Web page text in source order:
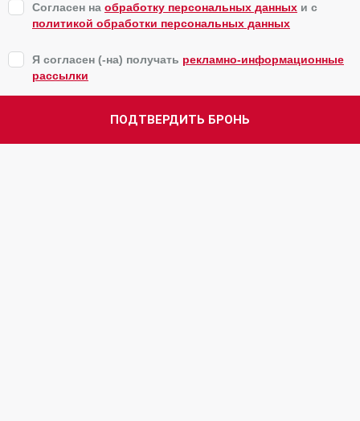
Согласен на обработку персональных данных и c
политикой обработки персональных данных
Я согласен (-на) получать рекламно-информационные
рассылки
ПОДТВЕРДИТЬ БРОНЬ